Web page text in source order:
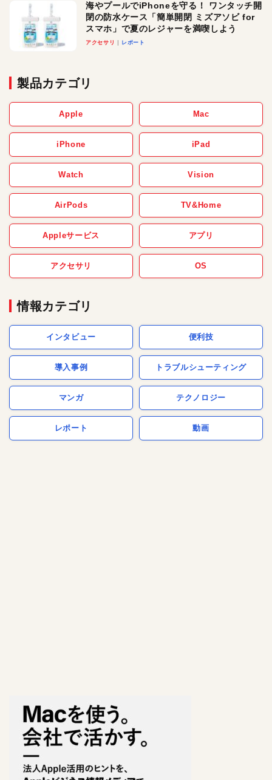
海やプールでiPhoneを守る！ ワンタッチ開
閉の防水ケース「簡単開閉 ミズアソビ for
スマホ」で夏のレジャーを満喫しよう
アクセサリ レポート
製品カテゴリ
Apple Mac
iPhone iPad
Watch Vision
AirPods TV&Home
Appleサービス アプリ
アクセサリ OS
情報カテゴリ
インタビュー 便利技
導入事例 トラブルシューティング
マンガ テクノロジー
レポート 動画